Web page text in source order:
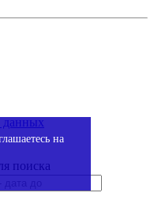
данных
поиска
на